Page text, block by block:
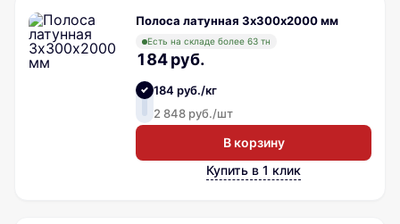
Полоса латунная 3х300х2000 мм
Есть на складе более 63 тн
184 руб.
184 руб./кг
2 848 руб./шт
В корзину
Купить в 1 клик